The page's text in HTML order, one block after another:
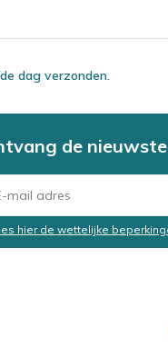
dag verzonden.
de
hier de wettelijke